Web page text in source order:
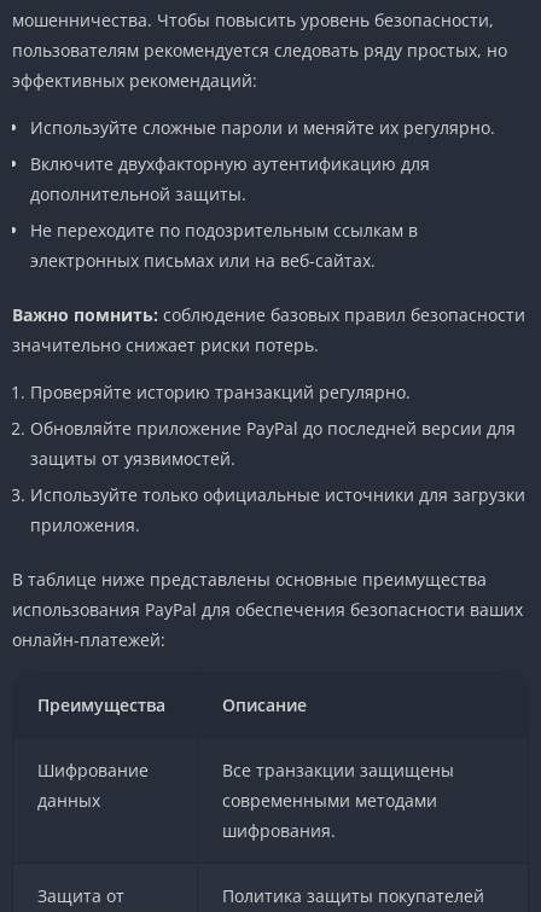
мошенничества. Чтобы повысить уровень безопасности,
пользователям рекомендуется следовать ряду простых, но
эффективных рекомендаций:
Используйте сложные пароли и меняйте их регулярно.
Включите двухфакторную аутентификацию для
дополнительной защиты.
Не переходите по подозрительным ссылкам в
электронных письмах или на веб-сайтах.
Важно помнить: соблюдение базовых правил безопасности
значительно снижает риски потерь.
Проверяйте историю транзакций регулярно.
Обновляйте приложение PayPal до последней версии для
защиты от уязвимостей.
Используйте только официальные источники для загрузки
приложения.
В таблице ниже представлены основные преимущества
использования PayPal для обеспечения безопасности ваших
онлайн-платежей:
Преимущества Описание
Шифрование
данных
Все транзакции защищены
современными методами
шифрования.
Защита от
Политика защиты покупателей